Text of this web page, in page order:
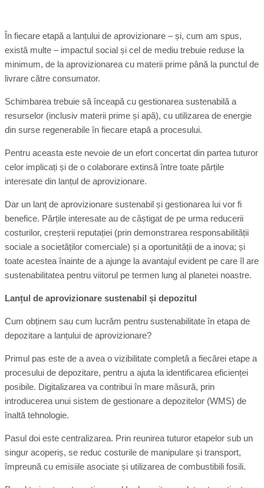
În fiecare etapă a lanțului de aprovizionare – și, cum am spus,
există multe – impactul social și cel de mediu trebuie reduse la
minimum, de la aprovizionarea cu materii prime până la punctul de
livrare către consumator.
Schimbarea trebuie să înceapă cu gestionarea sustenabilă a
resurselor (inclusiv materii prime și apă), cu utilizarea de energie
din surse regenerabile în fiecare etapă a procesului.
Pentru aceasta este nevoie de un efort concertat din partea tuturor
celor implicați și de o colaborare extinsă între toate părțile
interesate din lanțul de aprovizionare.
Dar un lanț de aprovizionare sustenabil și gestionarea lui vor fi
benefice. Părțile interesate au de câștigat de pe urma reducerii
costurilor, creșterii reputației (prin demonstrarea responsabilității
sociale a societăților comerciale) și a oportunității de a inova; și
toate acestea înainte de a ajunge la avantajul evident pe care îl are
sustenabilitatea pentru viitorul pe termen lung al planetei noastre.
Lanțul de aprovizionare sustenabil și depozitul
Cum obținem sau cum lucrăm pentru sustenabilitate în etapa de
depozitare a lanțului de aprovizionare?
Primul pas este de a avea o vizibilitate completă a fiecărei etape a
procesului de depozitare, pentru a ajuta la identificarea eficienței
posibile. Digitalizarea va contribui în mare măsură, prin
introducerea unui sistem de gestionare a depozitelor (WMS) de
înaltă tehnologie.
Pasul doi este centralizarea. Prin reunirea tuturor etapelor sub un
singur acoperiș, se reduc costurile de manipulare și transport,
împreună cu emisiile asociate și utilizarea de combustibili fosili.